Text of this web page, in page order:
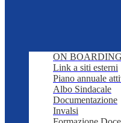
ON BOARDING
Link a siti esterni
Piano annuale
Albo Sindacale
Documentazione
Invalsi